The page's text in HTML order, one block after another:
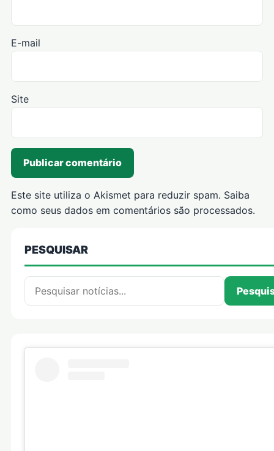
E-mail
Site
Este site utiliza o Akismet para reduzir spam. Saiba
como seus dados em comentários são processados.
PESQUISAR
Pesquisar por: